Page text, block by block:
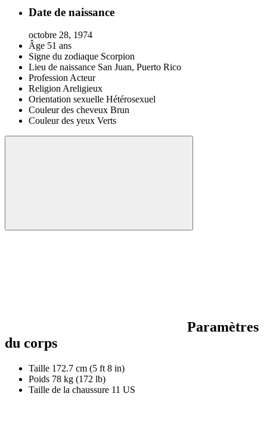
Date de naissance
octobre 28, 1974
Âge 51 ans
Signe du zodiaque Scorpion
Lieu de naissance San Juan, Puerto Rico
ProfessionActeur
ReligionAreligieux
Orientation sexuelle Hétérosexuel
Couleur des cheveux Brun
Couleur des yeux Verts
Paramètres
du corps
Taille 172.7 cm (5 ft 8 in)
Poids 78 kg (172 lb)
Taille de la chaussure 11 US